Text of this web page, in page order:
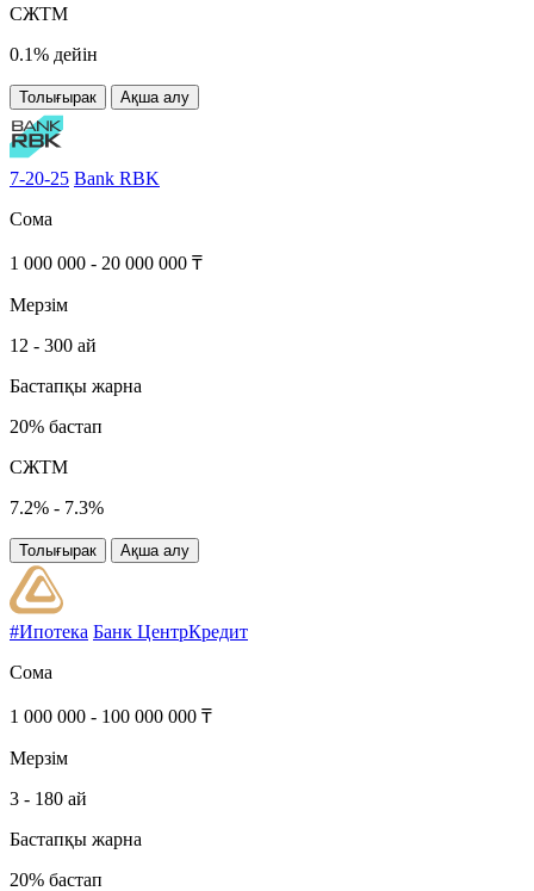
СЖТМ
0.1% дейін
Толығырак Ақша алу
7-20-25 Bank RBK
Сома
1 000 000 - 20 000 000 ₸
Мерзім
12 - 300 ай
Бастапқы жарна
20% бастап
СЖТМ
7.2% - 7.3%
Толығырак Ақша алу
#Ипотека Банк ЦентрКредит
Сома
1 000 000 - 100 000 000 ₸
Мерзім
3 - 180 ай
Бастапқы жарна
20% бастап